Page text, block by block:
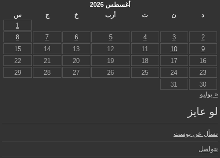
أغسطس 2026
د
ن ث أرب خ ج
س
1
2
3
4
5
6
7
8
9
10
11
12
13
14
15
16
17
18
19
20
21
22
23
24
25
26
27
28
29
30
31
« يوليو
لو عايز
تسأل عن بوست
نتواصل